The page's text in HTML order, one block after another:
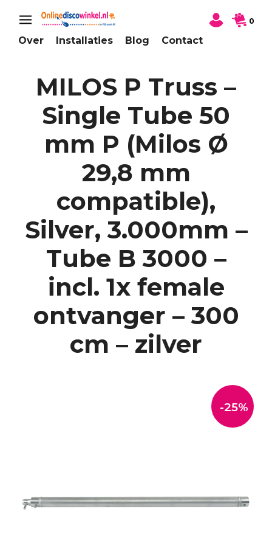
Over Installaties Blog Contact
0
MILOS P Truss –
Single Tube 50
mm P (Milos Ø
29,8 mm
compatible),
Silver, 3.000mm –
Tube B 3000 –
incl. 1x female
ontvanger – 300
cm – zilver
-25%